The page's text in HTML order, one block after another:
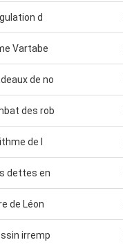
d
Vartabe
de no
des rob
de l
dettes en
de Léon
irremp